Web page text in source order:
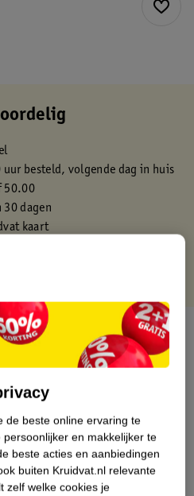
uur besteld, volgende dag in huis
50.00
30 dagen
kaart
heeft (nog) geen Nature
de beste online ervaring te
en makkelijker te
beste acties en aanbiedingen
buiten Kruidvat.nl relevante
zelf welke cookies je